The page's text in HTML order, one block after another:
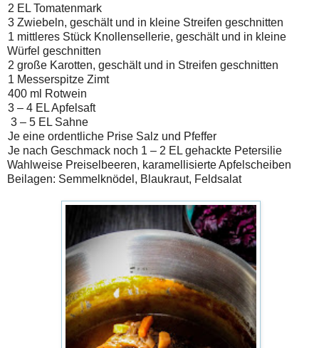
2 EL Tomatenmark
3 Zwiebeln, geschält und in kleine Streifen geschnitten
1 mittleres Stück Knollensellerie, geschält und in kleine
Würfel geschnitten
2 große Karotten, geschält und in Streifen geschnitten
1 Messerspitze Zimt
400 ml Rotwein
3 – 4 EL Apfelsaft
3 – 5 EL Sahne
Je eine ordentliche Prise Salz und Pfeffer
Je nach Geschmack noch 1 – 2 EL gehackte Petersilie
Wahlweise Preiselbeeren, karamellisierte Apfelscheiben
Beilagen: Semmelknödel, Blaukraut, Feldsalat